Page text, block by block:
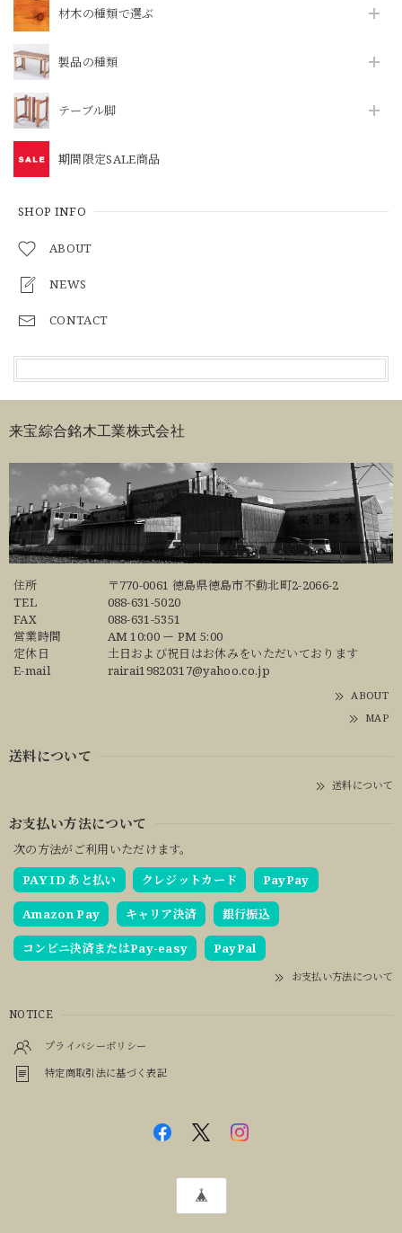
材木の種類で選ぶ
製品の種類
テーブル脚
期間限定SALE商品
SHOP INFO
ABOUT
NEWS
CONTACT
来宝綜合銘木工業株式会社
住所
〒770-0061 徳島県徳島市不動北町2-2066-2
TEL
088-631-5020
FAX
088-631-5351
営業時間
AM 10:00 ー PM 5:00
定休日
土日および祝日はお休みをいただいております
E-mail
rairai19820317@yahoo.co.jp
ABOUT
MAP
送料について
送料について
お支払い方法について
次の方法がご利用いただけます。
PAY ID あと払い
クレジットカード PayPay
Amazon Pay キャリア決済 銀行振込
コンビニ決済またはPay-easy PayPal
お支払い方法について
NOTICE
プライバシーポリシー
特定商取引法に基づく表記